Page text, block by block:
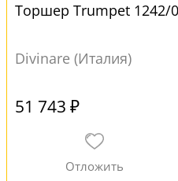
Торшер Trumpet 1242/
Divinare (Италия)
51 743 ₽